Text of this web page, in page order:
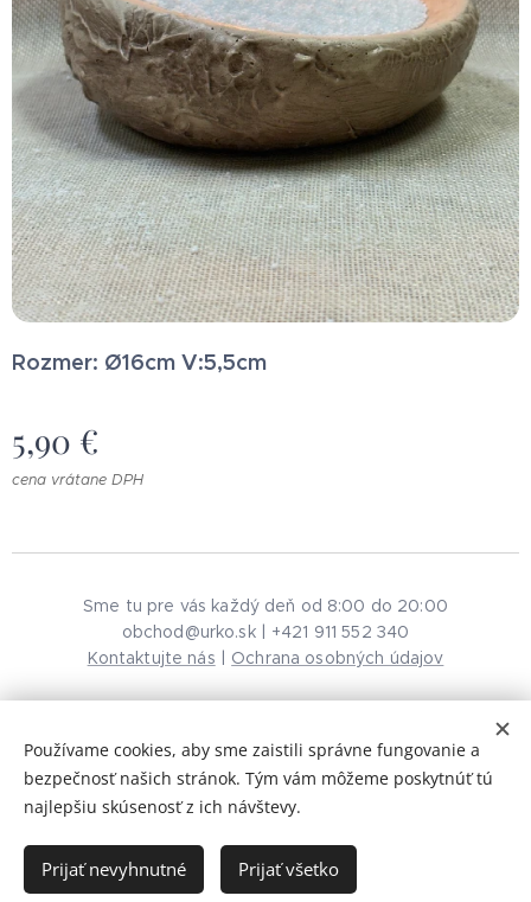
Rozmer: Ø16cm V:5,5cm
5,90 €
cena vrátane DPH
Do košíka
Sme tu pre vás každý deň od 8:00 do 20:00
obchod@urko.sk | +421 911 552 340
Kontaktujte nás | Ochrana osobných údajov
© 2026 URKO. Všetky práva vyhradené. Cookies
Používame cookies, aby sme zaistili správne fungovanie a
bezpečnosť našich stránok. Tým vám môžeme poskytnúť tú
najlepšiu skúsenosť z ich návštevy.
Prijať nevyhnutné Prijať všetko